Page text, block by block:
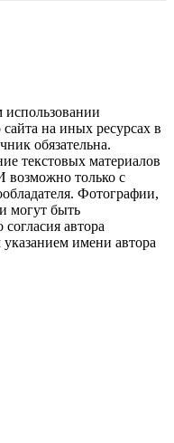
использовании
на иных ресурсах в
обязательна.
текстовых материалов
возможно только с
Фотографии,
могут быть
автора
указанием имени автора